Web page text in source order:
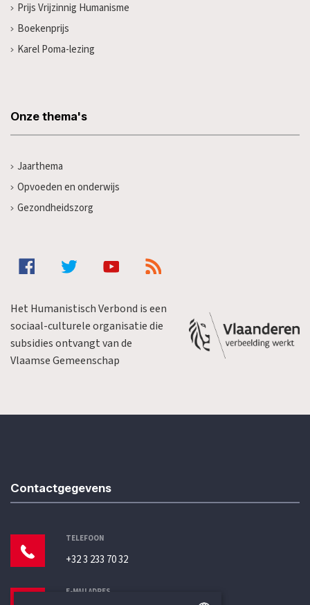
Prijs Vrijzinnig Humanisme
Boekenprijs
Karel Poma-lezing
Onze thema's
Jaarthema
Opvoeden en onderwijs
Gezondheidszorg
Het Humanistisch Verbond is een
sociaal-culturele organisatie die
subsidies ontvangt van de
Vlaamse Gemeenschap
Contactgegevens
TELEFOON
+32 3 233 70 32
E-MAILADRES